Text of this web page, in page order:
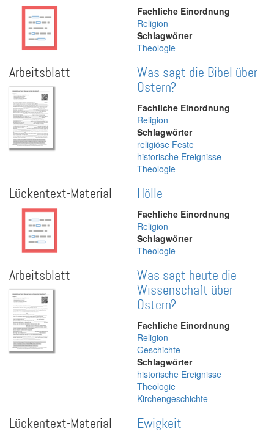
Fachliche Einordnung
Religion
Schlagwörter
Theologie
Arbeitsblatt
Was sagt die Bibel über
Ostern?
Fachliche Einordnung
Religion
Schlagwörter
religiöse Feste
historische Ereignisse
Theologie
Lückentext-Material Hölle
Fachliche Einordnung
Religion
Schlagwörter
Theologie
Arbeitsblatt
Was sagt heute die
Wissenschaft über
Ostern?
Fachliche Einordnung
Religion
Geschichte
Schlagwörter
historische Ereignisse
Theologie
Kirchengeschichte
Lückentext-Material Ewigkeit